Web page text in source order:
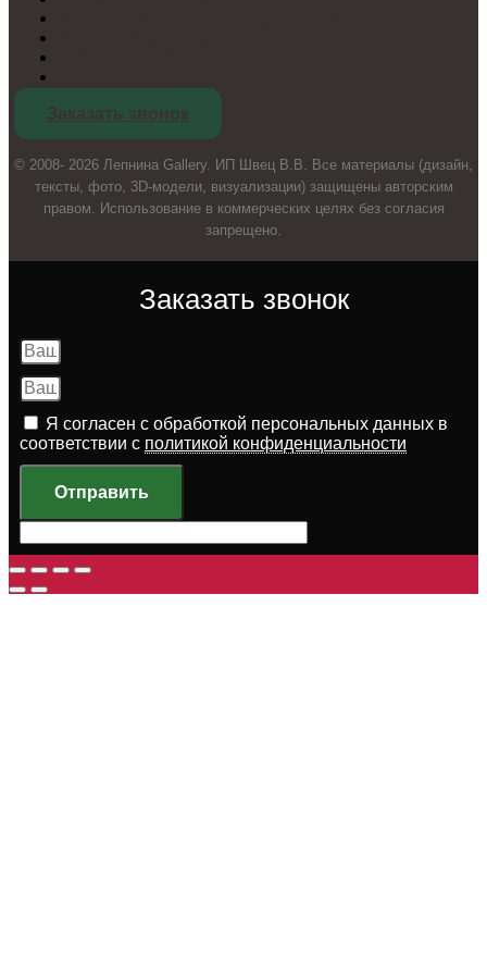
Заказать звонок
© 2008- 2026 Лепнина Gallery. ИП Швец В.В. Все материалы (дизайн,
тексты, фото, 3D-модели, визуализации) защищены авторским
правом. Использование в коммерческих целях без согласия
запрещено.
Заказать звонок
Я согласен с обработкой персональных данных в
соответствии с политикой конфиденциальности
Отправить